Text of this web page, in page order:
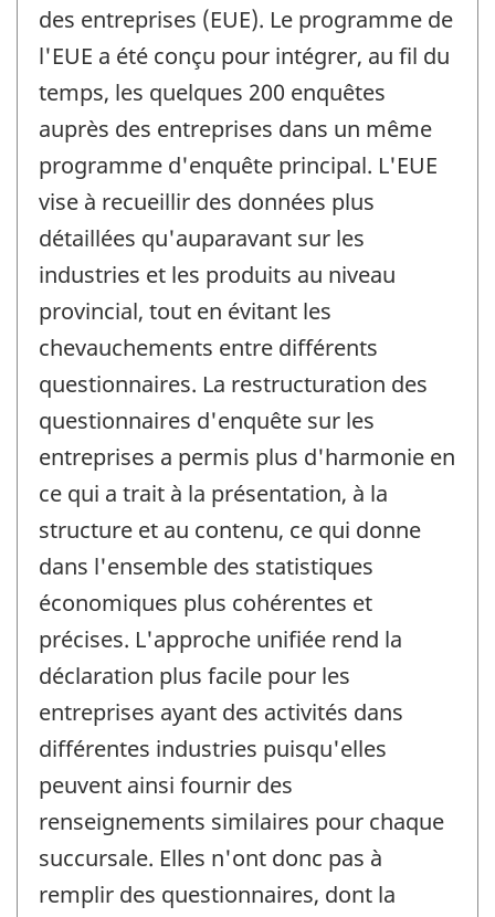
des entreprises (EUE). Le programme de
l'EUE a été conçu pour intégrer, au fil du
temps, les quelques 200 enquêtes
auprès des entreprises dans un même
programme d'enquête principal. L'EUE
vise à recueillir des données plus
détaillées qu'auparavant sur les
industries et les produits au niveau
provincial, tout en évitant les
chevauchements entre différents
questionnaires. La restructuration des
questionnaires d'enquête sur les
entreprises a permis plus d'harmonie en
ce qui a trait à la présentation, à la
structure et au contenu, ce qui donne
dans l'ensemble des statistiques
économiques plus cohérentes et
précises. L'approche unifiée rend la
déclaration plus facile pour les
entreprises ayant des activités dans
différentes industries puisqu'elles
peuvent ainsi fournir des
renseignements similaires pour chaque
succursale. Elles n'ont donc pas à
remplir des questionnaires, dont la